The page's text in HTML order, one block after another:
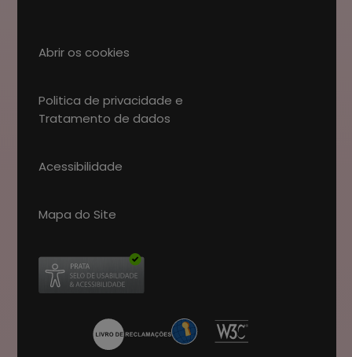
Abrir os cookies
Politica de privacidade e
Tratamento de dados
Acessibilidade
Mapa do Site
Abre num novo separador